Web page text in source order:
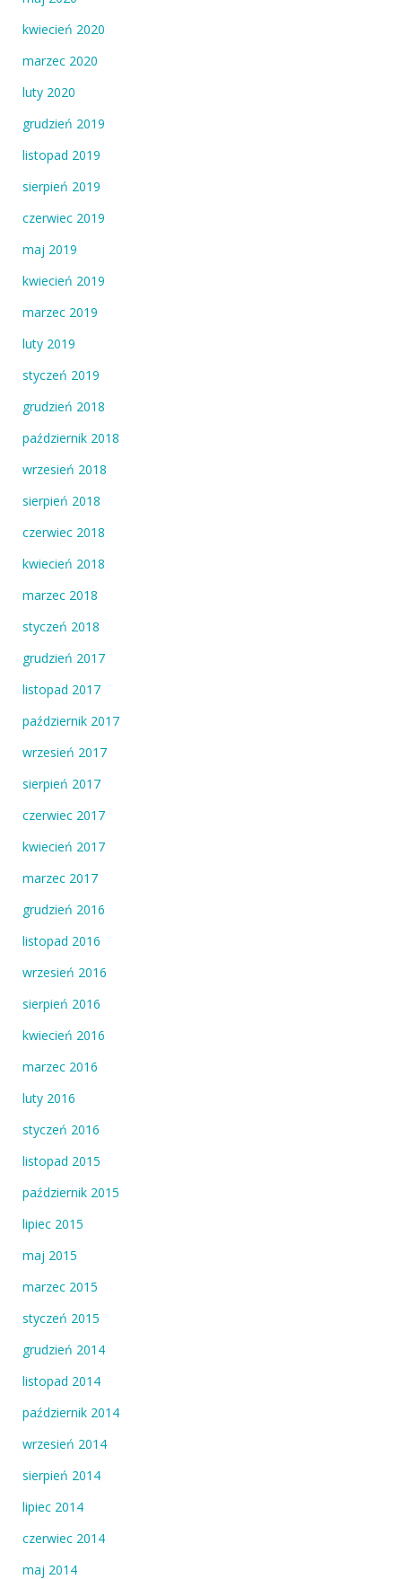
kwiecień 2020
marzec 2020
luty 2020
grudzień 2019
listopad 2019
sierpień 2019
czerwiec 2019
maj 2019
kwiecień 2019
marzec 2019
luty 2019
styczeń 2019
grudzień 2018
październik 2018
wrzesień 2018
sierpień 2018
czerwiec 2018
kwiecień 2018
marzec 2018
styczeń 2018
grudzień 2017
listopad 2017
październik 2017
wrzesień 2017
sierpień 2017
czerwiec 2017
kwiecień 2017
marzec 2017
grudzień 2016
listopad 2016
wrzesień 2016
sierpień 2016
kwiecień 2016
marzec 2016
luty 2016
styczeń 2016
listopad 2015
październik 2015
lipiec 2015
maj 2015
marzec 2015
styczeń 2015
grudzień 2014
listopad 2014
październik 2014
wrzesień 2014
sierpień 2014
lipiec 2014
czerwiec 2014
maj 2014